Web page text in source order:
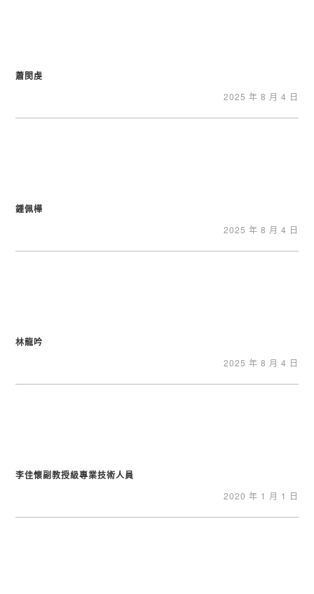
蕭閔虔
2025 年 8 月 4 日
鍾佩樺
2025 年 8 月 4 日
林龍吟
2025 年 8 月 4 日
李佳懷副教授級專業技術人員
2020 年 1 月 1 日